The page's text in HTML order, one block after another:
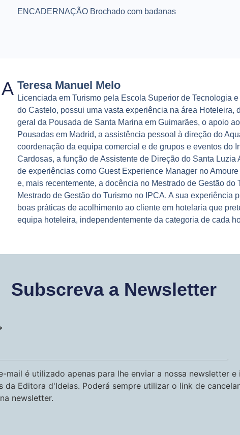
ENCADERNAÇÃO Brochado com badanas
Teresa Manuel Melo
Licenciada em Turismo pela Escola Superior de Tecnologia
do Castelo, possui uma vasta experiência na área Hoteleira,
geral da Pousada de Santa Marina em Guimarães, o apoio
Pousadas em Madrid, a assistência pessoal à direção do
coordenação da equipa comercial e de grupos e eventos do
Cardosas, a função de Assistente de Direção do Santa
de experiências como Guest Experience Manager no
e, mais recentemente, a docência no Mestrado de Gestão
Mestrado de Gestão do Turismo no IPCA. A sua experiência
boas práticas de acolhimento ao cliente em hotelaria que
equipa hoteleira, independentemente da categoria de cada
Subscreva a Newsletter
mail é utilizado apenas para lhe enviar a nossa newsletter e
da Editora d'Ideias. Poderá sempre utilizar o link de
newsletter.